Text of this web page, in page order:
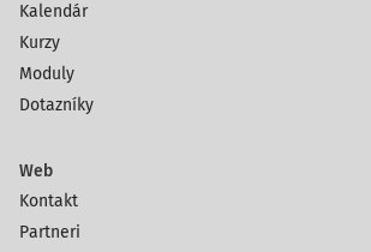
Kalendár
Kurzy
Moduly
Dotazníky
Web
Kontakt
Partneri